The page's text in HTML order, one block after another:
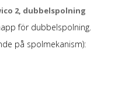
2, dubbelspolning
för dubbelspolning.
på spolmekanism):